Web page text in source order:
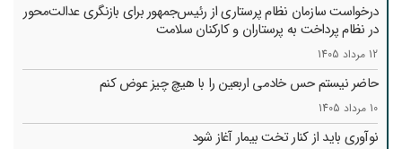
درخواست سازمان نظام پرستاری از رئیس‌جمهور برای بازنگری عدالت‌محور
در نظام پرداخت به پرستاران و کارکنان سلامت
12 مرداد 1405
حاضر نیستم حس خادمی اربعین را با هیچ چیز عوض کنم
10 مرداد 1405
نوآوری باید از کنار تخت بیمار آغاز شود